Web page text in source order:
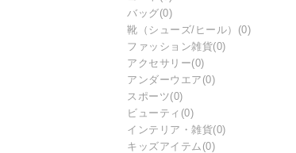
バッグ(0)
靴（シューズ/ヒール） (0)
ファッション雑貨(0)
アクセサリー(0)
アンダーウエア (0)
スポーツ(0)
ビューティ (0)
インテリア・雑貨(0)
キッズアイテム (0)